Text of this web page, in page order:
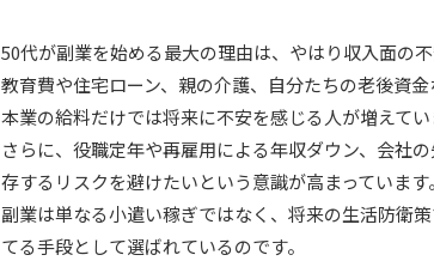
50代が副業を始める最大の理由は、やはり収入面の不
教育費や住宅ローン、親の介護、自分たちの老後資金
本業の給料だけでは将来に不安を感じる人が増えてい
さらに、役職定年や再雇用による年収ダウン、会社
存するリスクを避けたいという意識が高まっています。
副業は単なる小遣い稼ぎではなく、将来の生活防衛
てる手段として選ばれているのです。